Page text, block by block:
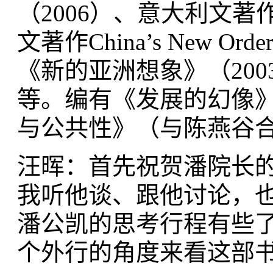
（2006）、意大利文著
文著作China’s New
《新的亚洲想象》（
等。编有《发展的幻像
与公共性》（与陈燕谷
汪晖：首先祝贺潘院长
我听他谈、跟他讨论，
潘公凯的思考行程有些
个外行的角度来看这部